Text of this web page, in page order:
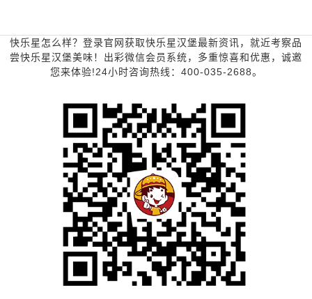
快乐星怎么样？登录官网获取快乐星汉堡最新资讯，就近考察品
尝快乐星汉堡美味！出彩微信会员系统，多重惊喜和优惠，诚邀
您来体验!24小时咨询热线：400-035-2688。